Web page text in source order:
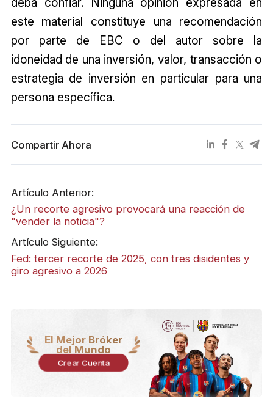
este material constituye una recomendación
por parte de EBC o del autor sobre la
idoneidad de una inversión, valor, transacción o
estrategia de inversión en particular para una
persona específica.
Compartir Ahora
Artículo Anterior:
¿Un recorte agresivo provocará una reacción de
"vender la noticia"?
Artículo Siguiente:
Fed: tercer recorte de 2025, con tres disidentes y
giro agresivo a 2026
El Mejor Bróker
del Mundo
Crear Cuenta